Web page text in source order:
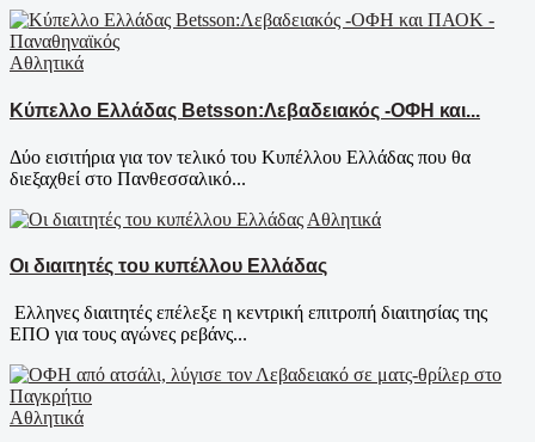
Αθλητικά
Κύπελλο Ελλάδας Betsson:Λεβαδειακός -ΟΦΗ και...
Δύο εισιτήρια για τον τελικό του Κυπέλλου Ελλάδας που θα
διεξαχθεί στο Πανθεσσαλικό...
Αθλητικά
Οι διαιτητές του κυπέλλου Ελλάδας
Ελληνες διαιτητές επέλεξε η κεντρική επιτροπή διαιτησίας της
ΕΠΟ για τους αγώνες ρεβάνς...
Αθλητικά